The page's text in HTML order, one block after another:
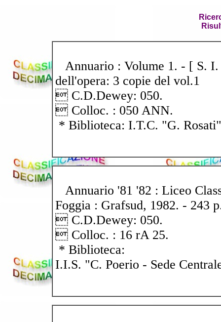
Annuario : Volume 1. - [ S.
dell'opera: 3 copie del vol.1
 C.D.Dewey: 050.
 Colloc. : 050 ANN.
* Biblioteca: I.T.C. "G. Rosati"
Annuario '81 '82 : Liceo
Foggia : Grafsud, 1982. - 243
 C.D.Dewey: 050.
 Colloc. : 16 rA 25.
* Biblioteca:
I.I.S. "C. Poerio - Sede